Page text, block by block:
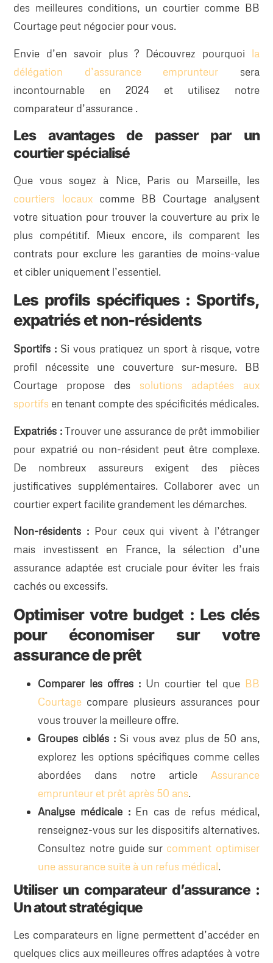
des meilleures conditions, un courtier comme BB
Courtage peut négocier pour vous.
Envie d’en savoir plus ? Découvrez pourquoi la
délégation d’assurance emprunteur sera
incontournable en 2024 et utilisez notre
comparateur d’assurance .
Les avantages de passer par un
courtier spécialisé
Que vous soyez à Nice, Paris ou Marseille, les
courtiers locauxcomme BB Courtage analysent
votre situation pour trouver la couverture au prix le
plus compétitif. Mieux encore, ils comparent les
contrats pour exclure les garanties de moins-value
et cibler uniquement l’essentiel.
Les profils spécifiques : Sportifs,
expatriés et non-résidents
Sportifs : Si vous pratiquez un sport à risque, votre
profil nécessite une couverture sur-mesure. BB
Courtage propose des solutions adaptées aux
sportifs en tenant compte des spécificités médicales.
Expatriés :Trouver une assurance de prêt immobilier
pour expatrié ou non-résident peut être complexe.
De nombreux assureurs exigent des pièces
justificatives supplémentaires. Collaborer avec un
courtier expert facilite grandement les démarches.
Non-résidents : Pour ceux qui vivent à l’étranger
mais investissent en France, la sélection d’une
assurance adaptée est cruciale pour éviter les frais
cachés ou excessifs.
Optimiser votre budget : Les clés
pour économiser sur votre
assurance de prêt
Comparer les offres : Un courtier tel que BB
Courtage compare plusieurs assurances pour
vous trouver la meilleure offre.
Groupes ciblés :Si vous avez plus de 50 ans,
explorez les options spécifiques comme celles
abordées dans notre article Assurance
emprunteur et prêt après 50 ans.
Analyse médicale :En cas de refus médical,
renseignez-vous sur les dispositifs alternatives.
Consultez notre guide sur comment optimiser
une assurance suite à un refus médical.
Utiliser un comparateur d’assurance :
Un atout stratégique
Les comparateurs en ligne permettent d’accéder en
quelques clics aux meilleures offres adaptées à votre